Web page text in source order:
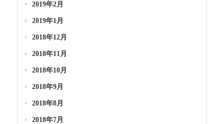
2019年2月
2019年1月
2018年12月
2018年11月
2018年10月
2018年9月
2018年8月
2018年7月